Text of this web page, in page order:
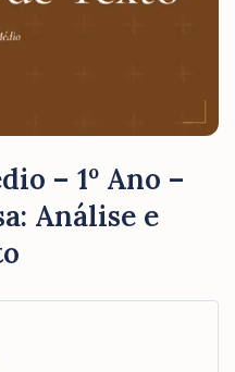
– 1º Ano –
Análise e